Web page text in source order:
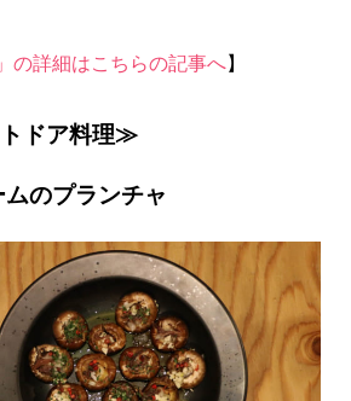
の詳細はこちらの記事へ】
ドア料理≫
のプランチャ